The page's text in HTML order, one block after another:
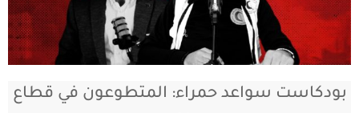
بودكاست سواعد حمراء: المتطوعون في قطاع